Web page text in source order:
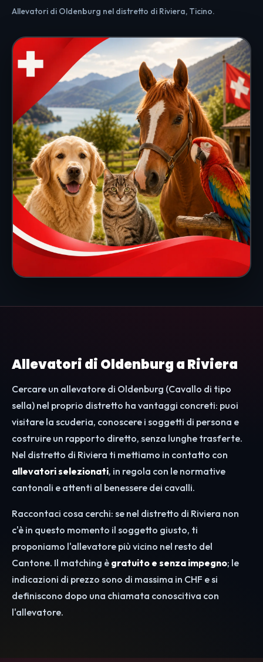
Allevatori di Oldenburg nel distretto di Riviera, Ticino.
Allevatori di Oldenburg a Riviera
Cercare un allevatore di Oldenburg (Cavallo di tipo
sella) nel proprio distretto ha vantaggi concreti: puoi
visitare la scuderia, conoscere i soggetti di persona e
costruire un rapporto diretto, senza lunghe trasferte.
Nel distretto di Riviera ti mettiamo in contatto con
allevatori selezionati, in regola con le normative
cantonali e attenti al benessere dei cavalli.
Raccontaci cosa cerchi: se nel distretto di Riviera non
c'è in questo momento il soggetto giusto, ti
proponiamo l'allevatore più vicino nel resto del
Cantone. Il matching è gratuito e senza impegno; le
indicazioni di prezzo sono di massima in CHF e si
definiscono dopo una chiamata conoscitiva con
l'allevatore.